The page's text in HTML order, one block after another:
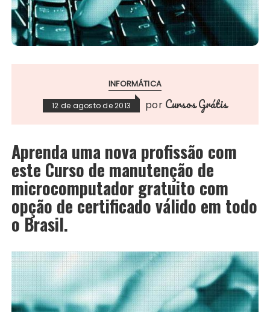
INFORMÁTICA
12 de agosto de 2013 por Cursos Grátis
Aprenda uma nova profissão com
este Curso de manutenção de
microcomputadorgratuito com
opção de certificado válido em todo
o Brasil.